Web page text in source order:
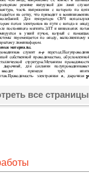
все страницы